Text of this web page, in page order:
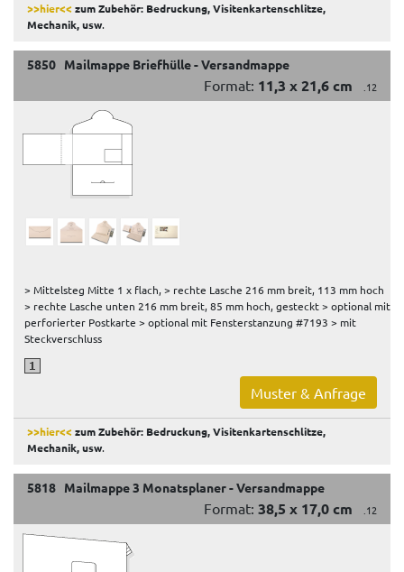
>>hier<<zum Zubehör: Bedruckung, Visitenkartenschlitze,
Mechanik, usw.
5850 Mailmappe Briefhülle - Versandmappe
Format: 11,3 x 21,6 cm .12
> Mittelsteg Mitte 1 x flach, > rechte Lasche 216 mm breit, 113 mm hoch
> rechte Lasche unten 216 mm breit, 85 mm hoch, gesteckt > optional mit
perforierter Postkarte > optional mit Fensterstanzung #7193 > mit
Steckverschluss
Muster & Anfrage
>>hier<<zum Zubehör: Bedruckung, Visitenkartenschlitze,
Mechanik, usw.
5818 Mailmappe 3 Monatsplaner - Versandmappe
Format: 38,5 x 17,0 cm .12